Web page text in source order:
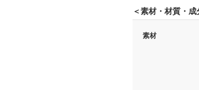
＜素材・材質・成
素材